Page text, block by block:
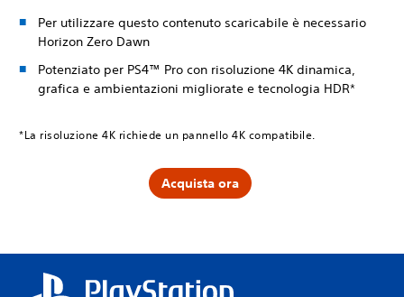
Per utilizzare questo contenuto scaricabile è necessario
Horizon Zero Dawn
Potenziato per PS4™ Pro con risoluzione 4K dinamica,
grafica e ambientazioni migliorate e tecnologia HDR*
*La risoluzione 4K richiede un pannello 4K compatibile.
Acquista ora